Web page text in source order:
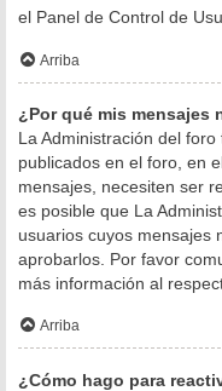
el Panel de Control de
Arriba
¿Por qué mis mensajes
La Administración del
publicados en el foro, en
mensajes, necesiten ser
es posible que La
usuarios cuyos mensajes
aprobarlos. Por favor
más información al
Arriba
¿Cómo hago para